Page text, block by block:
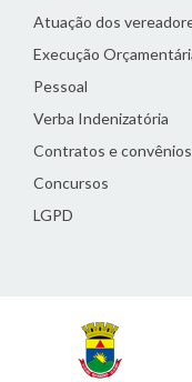
Atuação dos
Execução
Pessoal
Verba Indenizatória
Contratos e convênios
Concursos
LGPD